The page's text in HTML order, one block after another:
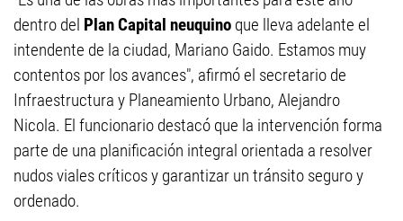
dentro del Plan Capital neuquino que lleva adelante el
intendente de la ciudad, Mariano Gaido. Estamos muy
contentos por los avances", afirmó el secretario de
Infraestructura y Planeamiento Urbano, Alejandro
Nicola. El funcionario destacó que la intervención forma
parte de una planificación integral orientada a resolver
nudos viales críticos y garantizar un tránsito seguro y
ordenado.